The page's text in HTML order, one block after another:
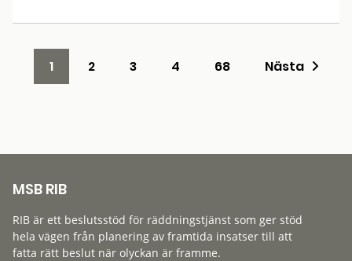
1 2 3 4 68 Nästa
MSB RIB
RIB är ett beslutsstöd för räddningstjänst som ger stöd
hela vägen från planering av framtida insatser till att
fatta rätt beslut när olyckan är framme.